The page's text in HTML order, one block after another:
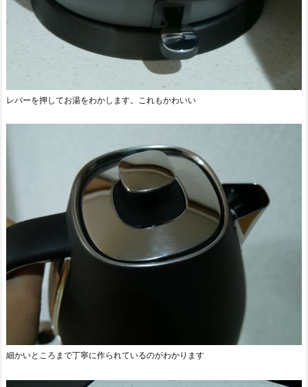
レバーを押してお湯をわかします。これもかわいい
細かいところまで丁寧に作られているのがわかります